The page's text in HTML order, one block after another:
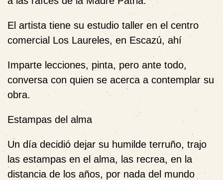
El artista tiene su estudio taller en el centro
comercial Los Laureles, en Escazú, ahí
Imparte lecciones, pinta, pero ante todo,
conversa con quien se acerca a contemplar su
obra.
Estampas del alma
Un día decidió dejar su humilde terruño, trajo
las estampas en el alma, las recrea, en la
distancia de los años, por nada del mundo